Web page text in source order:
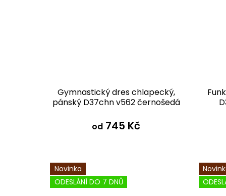
Gymnastický dres chlapecký,
pánský D37chn v562 černošedá
od 745 Kč
Novinka
ODESLÁNÍ DO 7 DNŮ